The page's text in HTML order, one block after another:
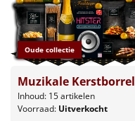
Oude collectie
Muzikale Kerstborrel
Inhoud: 15 artikelen
Voorraad: Uitverkocht